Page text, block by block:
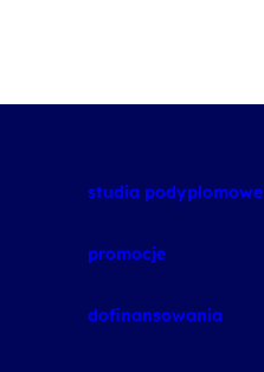
studia podyplomowe
promocje
dofinansowania